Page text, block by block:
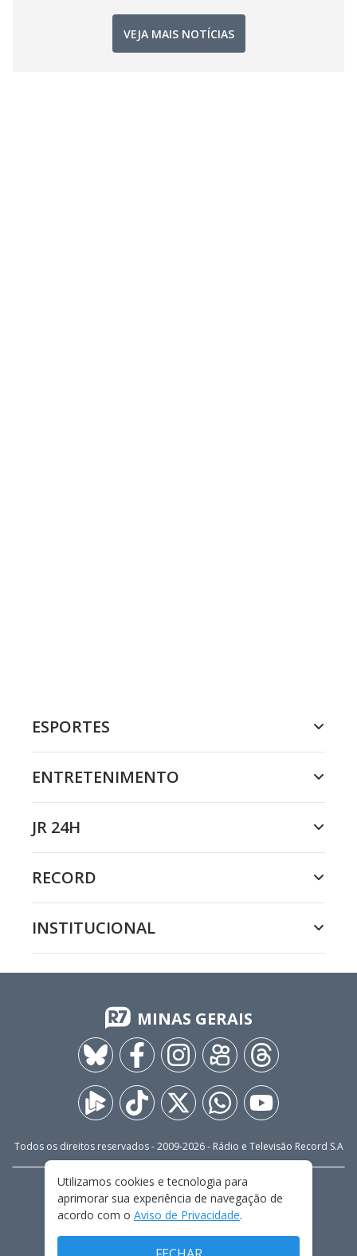
VEJA MAIS NOTÍCIAS
ESPORTES
ENTRETENIMENTO
JR 24H
RECORD
INSTITUCIONAL
MINAS GERAIS
Todos os direitos reservados - 2009-2026- Rádio e Televisão Record S.A
FALE CONOSCO
PRIVACIDADE
TERMOS E CONDIÇÕES DE USO
Utilizamos cookies e tecnologia para
aprimorar sua experiência de navegação de
acordo com o Aviso de Privacidade.